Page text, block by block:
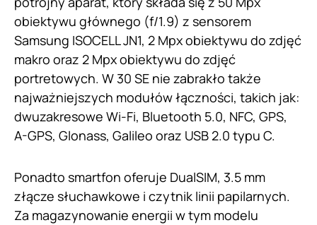
obiektywu głównego (f/1.9) z sensorem
Samsung ISOCELL JN1, 2 Mpx obiektywu do zdjęć
makro oraz 2 Mpx obiektywu do zdjęć
portretowych. W 30 SE nie zabrakło także
najważniejszych modułów łączności, takich jak:
dwuzakresowe Wi-Fi, Bluetooth 5.0, NFC, GPS,
A-GPS, Glonass, Galileo oraz USB 2.0 typu C.
Ponadto smartfon oferuje DualSIM, 3.5 mm
złącze słuchawkowe i czytnik linii papilarnych.
Za magazynowanie energii w tym modelu